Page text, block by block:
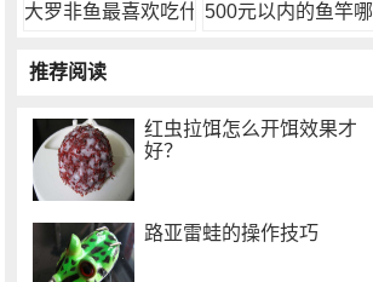
大罗非鱼最喜欢吃什么500元以内的鱼竿哪
推荐阅读
红虫拉饵怎么开饵效果才
好？
路亚雷蛙的操作技巧